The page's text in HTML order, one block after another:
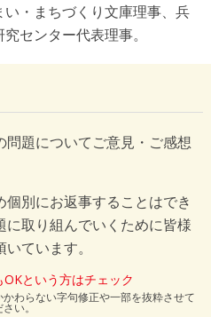
い・まちづくり文庫理事、兵
センター代表理事。
題についてご意見・ご感想
別にお返事することはでき
取り組んでいくために皆様
ています。
という方はチェック
わらない字句修正や一部を抜粋させて
い。